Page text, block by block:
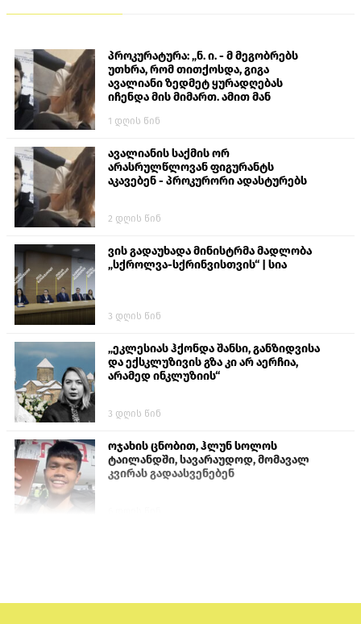
პროკურატურა: „ნ. ი. - მ მეგობრებს
უთხრა, რომ თითქოსდა, გიგა
ავალიანი ზედმეტ ყურადღებას
იჩენდა მის მიმართ. ამით მან
თავს დასხმოდა გიგა ავალიანს“
1 დღის წინ
ავალიანის საქმის ორ
არასრულწლოვან ფიგურანტს
აკავებენ - პროკურორი ადასტურებს
2 დღის წინ
ვის გადაუხადა მინისტრმა მადლობა
„სქროლვა-სქრინვისთვის“ | სია
3 დღის წინ
„ეკლესიას ჰქონდა შანსი, განზიდვისა
და ექსკლუზივის გზა კი არ აერჩია,
არამედ ინკლუზიის“
3 დღის წინ
ოჯახის ცნობით, ჰლუნ სოლოს
ტაილანდში, სავარაუდოდ, მომავალ
კვირას გადაასვენებენ